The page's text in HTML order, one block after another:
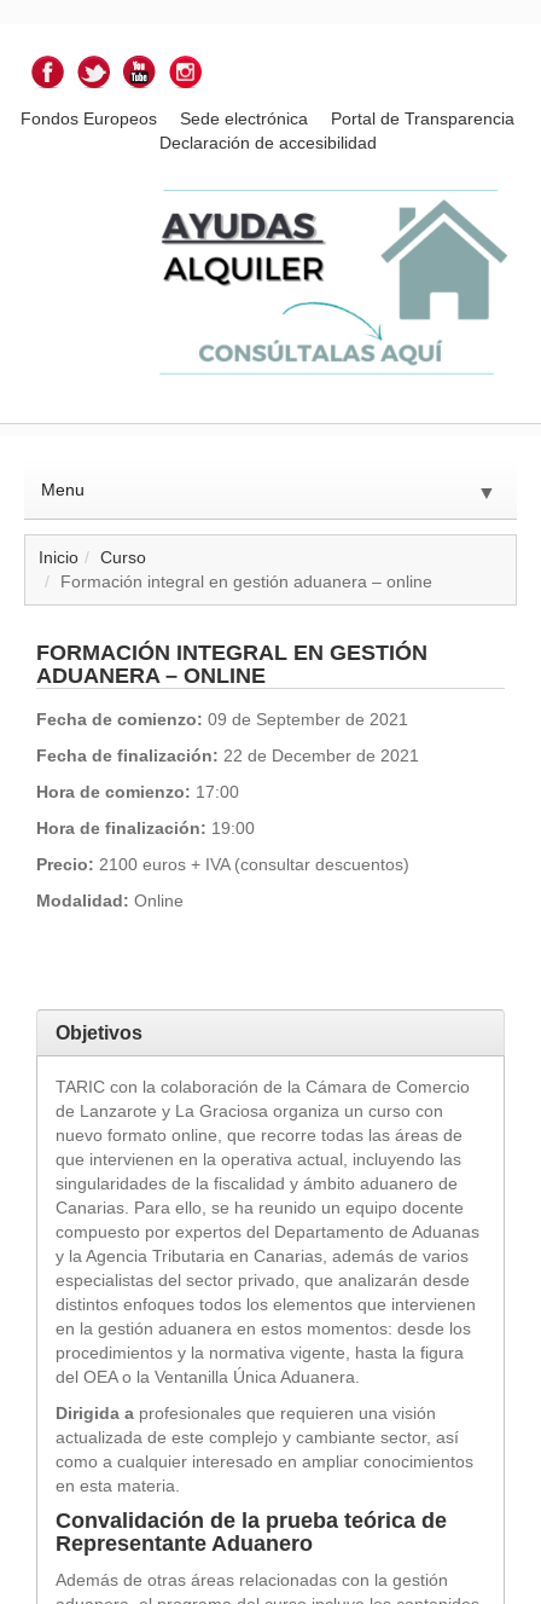
Fondos Europeos Sede electrónica
Portal de Transparencia
Declaración de accesibilidad
Menu ▼
▼
Inicio
Curso
Formación integral en gestión aduanera – online
FORMACIÓN INTEGRAL EN GESTIÓN
ADUANERA – ONLINE
Fecha de comienzo: 09 de September de 2021
Fecha de finalización: 22 de December de 2021
Hora de comienzo: 17:00
Hora de finalización: 19:00
Precio: 2100 euros + IVA (consultar descuentos)
Modalidad: Online
Objetivos
TARIC con la colaboración de la Cámara de Comercio
de Lanzarote y La Graciosa organiza un curso con
nuevo formato online, que recorre todas las áreas de
que intervienen en la operativa actual, incluyendo las
singularidades de la fiscalidad y ámbito aduanero de
Canarias. Para ello, se ha reunido un equipo docente
compuesto por expertos del Departamento de Aduanas
y la Agencia Tributaria en Canarias, además de varios
especialistas del sector privado, que analizarán desde
distintos enfoques todos los elementos que intervienen
en la gestión aduanera en estos momentos: desde los
procedimientos y la normativa vigente, hasta la figura
del OEA o la Ventanilla Única Aduanera.
Dirigida a profesionales que requieren una visión
actualizada de este complejo y cambiante sector, así
como a cualquier interesado en ampliar conocimientos
en esta materia.
Convalidación de la prueba teórica de
Representante Aduanero
Además de otras áreas relacionadas con la gestión